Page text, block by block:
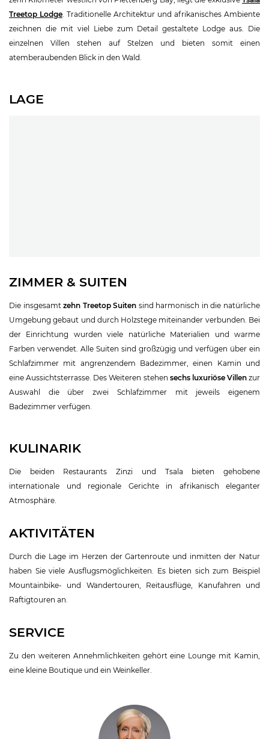
Treetop Lodge . Traditionelle Architektur und afrikanisches Ambiente
zeichnen die mit viel Liebe zum Detail gestaltete Lodge aus. Die
einzelnen Villen stehen auf Stelzen und bieten somit einen
atemberaubenden Blick in den Wald.
LAGE
ZIMMER & SUITEN
Die insgesamtzehn Treetop Suiten sind harmonisch in die natürliche
Umgebung gebaut und durch Holzstege miteinander verbunden. Bei
der Einrichtung wurden viele natürliche Materialien und warme
Farben verwendet. Alle Suiten sind großzügig und verfügen über ein
Schlafzimmer mit angrenzendem Badezimmer, einen Kamin und
eine Aussichtsterrasse. Des Weiteren stehen sechs luxuriöse Villenzur
Auswahl die über zwei Schlafzimmer mit jeweils eigenem
Badezimmer verfügen.
KULINARIK
Die beiden Restaurants Zinzi und Tsala bieten gehobene
internationale und regionale Gerichte in afrikanisch eleganter
Atmosphäre.
AKTIVITÄTEN
Durch die Lage im Herzen der Gartenroute und inmitten der Natur
haben Sie viele Ausflugsmöglichkeiten. Es bieten sich zum Beispiel
Mountainbike- und Wandertouren, Reitausflüge, Kanufahren und
Raftigtouren an.
SERVICE
Zu den weiteren Annehmlichkeiten gehört eine Lounge mit Kamin,
eine kleine Boutique und ein Weinkeller.